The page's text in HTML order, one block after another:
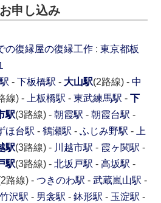
申し込み
の復縁屋の復縁工作 :東京都板
-下板橋駅 - 大山駅(2路線) -中
線) - 上板橋駅 -東武練馬駅 -下
駅(3路線) -朝霞駅 -朝霞台駅 -
ほ台駅 -鶴瀬駅 -ふじみ野駅 -
上
駅(3路線) - 川越市駅 - 霞ヶ関駅 -
駅(3路線) -北坂戸駅 -高坂駅 -
路線) -つきのわ駅 -武蔵嵐山駅 -
沢駅 - 男衾駅 -鉢形駅 - 玉淀駅 -